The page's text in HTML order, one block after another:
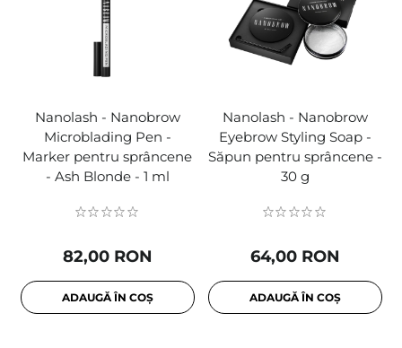
Nanolash - Nanobrow
Microblading Pen -
Marker pentru sprâncene
- Ash Blonde - 1 ml
82,00 RON
ADAUGĂ ÎN COȘ
Nanolash - Nanobrow
Eyebrow Styling Soap -
Săpun pentru sprâncene -
30 g
64,00 RON
ADAUGĂ ÎN COȘ